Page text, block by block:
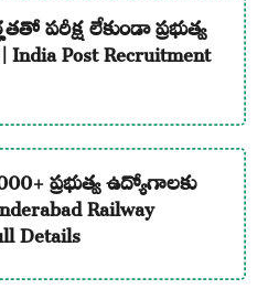
పరీక్ష లేకుండా ప్రభుత్వ
Post Recruitment
ప్రభుత్వ ఉద్యోగాలకు
Railway
Details